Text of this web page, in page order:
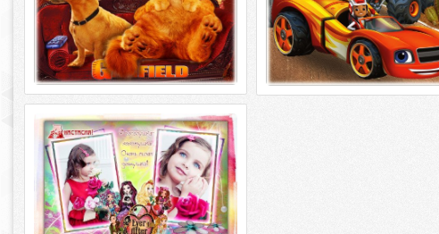
Фоторамочка - Эвер Афтер Хай
Рамка для фотошопа для девочки –
Эвер Афтер Хай PSD, PNG | 4200 x 2969|
300 dpi | 130 Mb Надпись